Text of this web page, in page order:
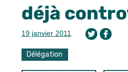
déjà
19 janvier 2011
Délégation